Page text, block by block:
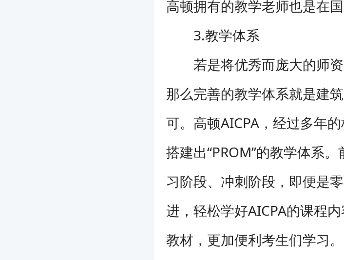
高顿拥有的教学老师也是在国
3.教学体系
若是将优秀而庞大的师资
那么完善的教学体系就是建
可。高顿AICPA，经过多年
搭建出“PROM”的教学体系
习阶段、冲刺阶段，即便是
进，轻松学好AICPA的课程
教材，更加便利考生们学习。